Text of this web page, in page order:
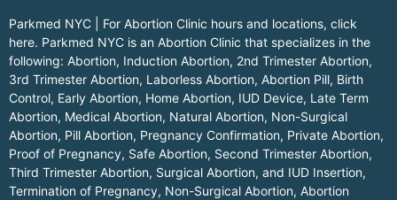
Parkmed NYC | For Abortion Clinic hours and locations, click
here. Parkmed NYC is an Abortion Clinic that specializes in the
following: Abortion, Induction Abortion, 2nd Trimester Abortion,
3rd Trimester Abortion, Laborless Abortion, Abortion Pill, Birth
Control, Early Abortion, Home Abortion, IUD Device, Late Term
Abortion, Medical Abortion, Natural Abortion, Non-Surgical
Abortion, Pill Abortion, Pregnancy Confirmation, Private Abortion,
Proof of Pregnancy, Safe Abortion, Second Trimester Abortion,
Third Trimester Abortion, Surgical Abortion, and IUD Insertion,
Termination of Pregnancy, Non-Surgical Abortion, Abortion